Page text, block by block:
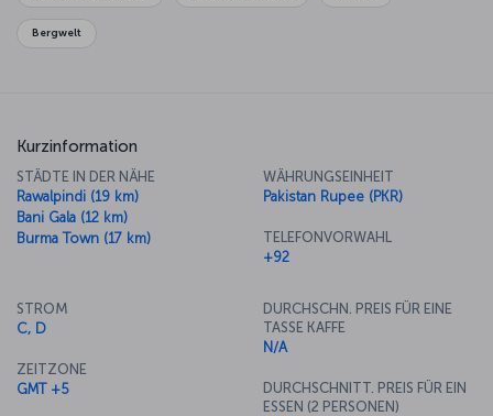
Bergwelt
Kurzinformation
STÄDTE IN DER NÄHE
Rawalpindi (19 km)
Bani Gala (12 km)
Burma Town (17 km)
WÄHRUNGSEINHEIT
Pakistan Rupee (PKR)
TELEFONVORWAHL
+92
STROM
C, D
ZEITZONE
GMT +5
DURCHSCHN. PREIS FÜR EINE
TASSE KAFFE
N/A
DURCHSCHNITT. PREIS FÜR EIN
ESSEN (2 PERSONEN)